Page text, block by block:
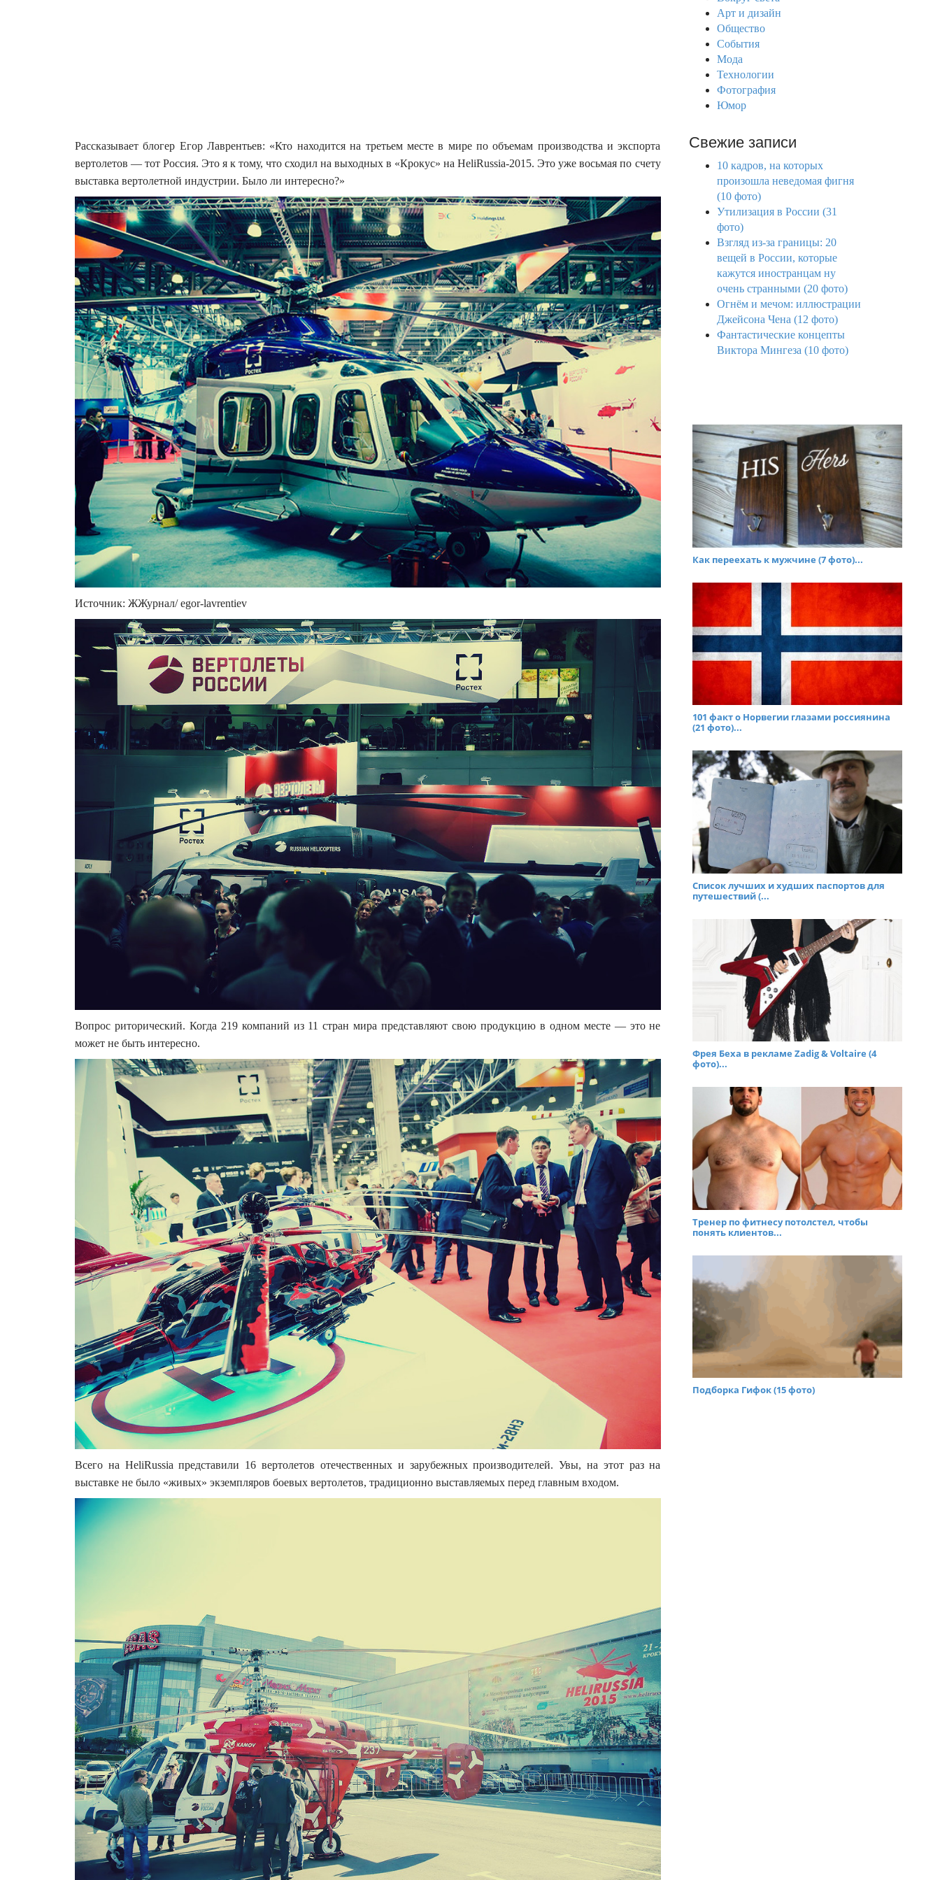
Рассказывает блогер Егор Лаврентьев: «Кто находится на третьем месте в мире по объемам производства и экспорта
вертолетов — тот Россия. Это я к тому, что сходил на выходных в «Крокус» на HeliRussia-2015. Это уже восьмая по счету
выставка вертолетной индустрии. Было ли интересно?»
Источник: ЖЖурнал/ egor-lavrentiev
Вопрос риторический. Когда 219 компаний из 11 стран мира представляют свою продукцию в одном месте — это не
может не быть интересно.
Всего на HeliRussia представили 16 вертолетов отечественных и зарубежных производителей. Увы, на этот раз на
выставке не было «живых» экземпляров боевых вертолетов, традиционно выставляемых перед главным входом.
Арт и дизайн
Общество
События
Мода
Технологии
Фотография
Юмор
Свежие записи
10 кадров, на которых
произошла неведомая фигня
(10 фото)
Утилизация в России (31
фото)
Взгляд из-за границы: 20
вещей в России, которые
кажутся иностранцам ну
очень странными (20 фото)
Огнём и мечом: иллюстрации
Джейсона Чена (12 фото)
Фантастические концепты
Виктора Мингеза (10 фото)
Как переехать к мужчине (7 фото)...
101 факт о Норвегии глазами россиянина
(21 фото)...
Список лучших и худших паспортов для
путешествий (...
Фрея Беха в рекламе Zadig & Voltaire (4
фото)...
Тренер по фитнесу потолстел, чтобы
понять клиентов...
Подборка Гифок (15 фото)